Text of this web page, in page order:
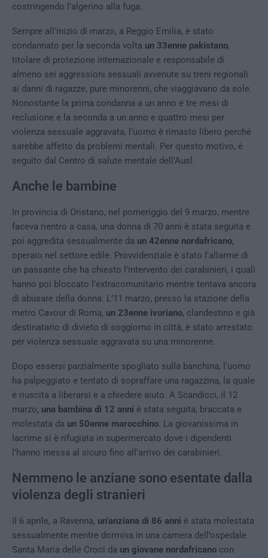
costringendo l’algerino alla fuga.
Sempre all’inizio di marzo, a Reggio Emilia, è stato
condannato per la seconda volta un 33enne pakistano,
titolare di protezione internazionale e responsabile di
almeno sei aggressioni sessuali avvenute su treni regionali
ai danni di ragazze, pure minorenni, che viaggiavano da sole.
Nonostante la prima condanna a un anno e tre mesi di
reclusione e la seconda a un anno e quattro mesi per
violenza sessuale aggravata, l’uomo è rimasto libero perché
sarebbe affetto da problemi mentali. Per questo motivo, è
seguito dal Centro di salute mentale dell’Ausl.
Anche le bambine
In provincia di Oristano, nel pomeriggio del 9 marzo, mentre
faceva rientro a casa, una donna di 70 anni è stata seguita e
poi aggredita sessualmente da un 42enne nordafricano,
operaio nel settore edile. Provvidenziale è stato l’allarme di
un passante che ha chiesto l’intervento dei carabinieri, i quali
hanno poi bloccato l’extracomunitario mentre tentava ancora
di abusare della donna. L’11 marzo, presso la stazione della
metro Cavour di Roma, un 23enne ivoriano, clandestino e già
destinatario di divieto di soggiorno in città, è stato arrestato
per violenza sessuale aggravata su una minorenne.
Dopo essersi parzialmente spogliato sulla banchina, l’uomo
ha palpeggiato e tentato di sopraffare una ragazzina, la quale
è riuscita a liberarsi e a chiedere aiuto. A Scandicci, il 12
marzo, una bambina di 12 anni è stata seguita, braccata e
molestata da un 50enne marocchino. La giovanissima in
lacrime si è rifugiata in supermercato dove i dipendenti
l’hanno messa al sicuro fino all’arrivo dei carabinieri.
Nemmeno le anziane sono esentate dalla
violenza degli stranieri
Il 6 aprile, a Ravenna, un’anziana di 86 anni è stata molestata
sessualmente mentre dormiva in una camera dell’ospedale
Santa Maria delle Croci da un giovane nordafricano con